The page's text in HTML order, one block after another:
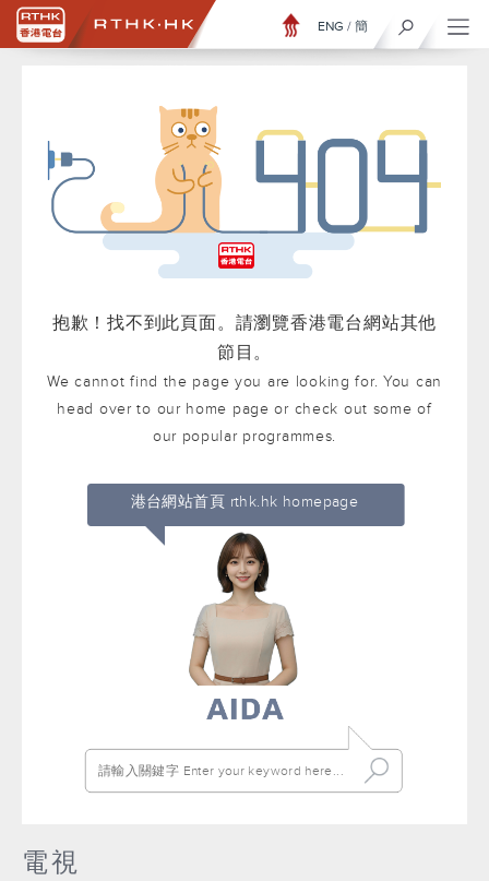
ENG / 簡
抱歉！找不到此頁面。請瀏覽香港電台網站其他
節目。
We cannot find the page you are looking for. You can
head over to our home page or check out some of
our popular programmes.
港台網站首頁 rthk.hk homepage
電視